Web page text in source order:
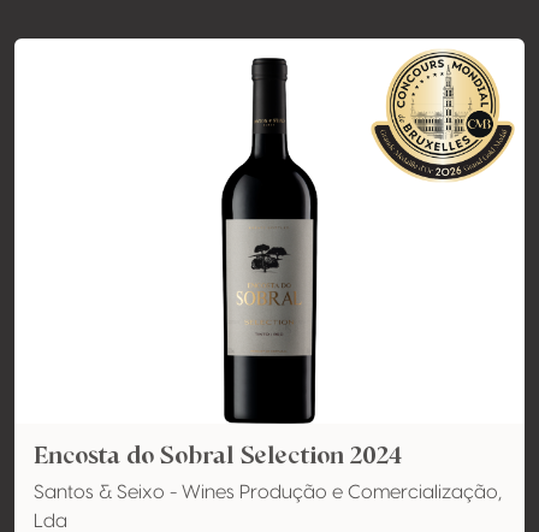
Encosta do Sobral Selection 2024
Santos & Seixo - Wines Produção e Comercialização,
Lda